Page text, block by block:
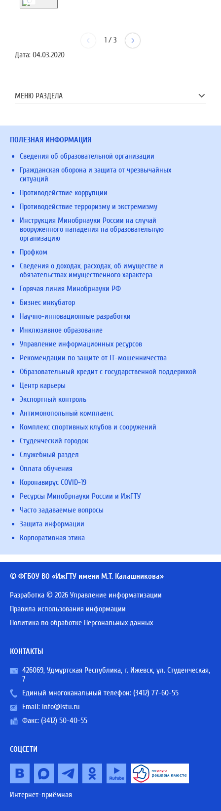
1/ 3
Дата: 04.03.2020
МЕНЮ РАЗДЕЛА
ПОЛЕЗНАЯ ИНФОРМАЦИЯ
Сведения об образовательной организации
Гражданская оборона и защита от чрезвычайных
ситуаций
Противодействие коррупции
Противодействие терроризму и экстремизму
Инструкция Минобрнауки России на случай
вооруженного нападения на образовательную
организацию
Профком
Сведения о доходах, расходах, об имуществе и
обязательствах имущественного характера
Горячая линия Минобрнауки РФ
Бизнес инкубатор
Научно-инновационные разработки
Инклюзивное образование
Управление информационных ресурсов
Рекомендации по защите от IT-мошенничества
Образовательный кредит с государственной поддержкой
Центр карьеры
Экспортный контроль
Антимонопольный комплаенс
Комплекс спортивных клубов и сооружений
Студенческий городок
Служебный раздел
Оплата обучения
Коронавирус COVID-19
Ресурсы Минобрнауки России и ИжГТУ
Часто задаваемые вопросы
Защита информации
Корпоративная этика
© ФГБОУ ВО «ИжГТУ имени М.Т. Калашникова»
Разработка © 2026 Управление информатизации
Правила использования информации
Политика по обработке Персональных данных
КОНТАКТЫ
426069, Удмуртская Республика, г. Ижевск, ул. Студенческая,
7
Единый многоканальный телефон: (3412) 77-60-55
Email: info@istu.ru
Факс: (3412) 50-40-55
СОЦСЕТИ
Интернет-приёмная